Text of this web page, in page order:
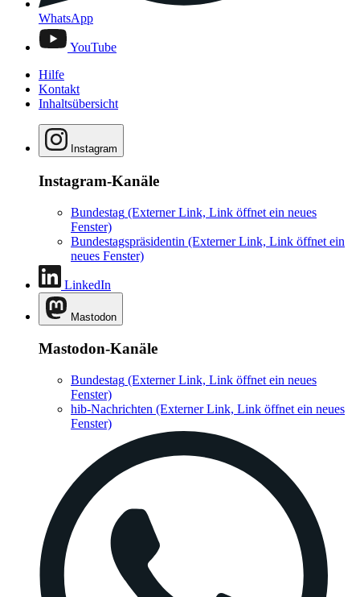
WhatsApp
YouTube
Hilfe
Kontakt
Inhaltsübersicht
Instagram
Instagram-Kanäle
Bundestag (Externer Link, Link öffnet ein neues
Fenster)
Bundestagspräsidentin (Externer Link, Link öffnet ein
neues Fenster)
LinkedIn
Mastodon
Mastodon-Kanäle
Bundestag (Externer Link, Link öffnet ein neues
Fenster)
hib-Nachrichten (Externer Link, Link öffnet ein neues
Fenster)